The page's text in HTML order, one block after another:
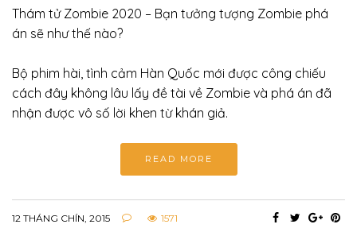
Thám tử Zombie 2020 – Bạn tưởng tượng Zombie phá
án sẽ như thế nào?
Bộ phim hài, tình cảm Hàn Quốc mới được công chiếu
cách đây không lâu lấy đề tài về Zombie và phá án đã
nhận được vô số lời khen từ khán giả.
READ MORE
12 THÁNG CHÍN, 2015 1571